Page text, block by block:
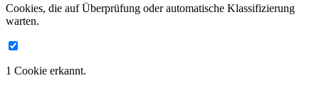
Cookies, die auf Überprüfung oder automatische Klassifizierung
warten.
1 Cookie erkannt.